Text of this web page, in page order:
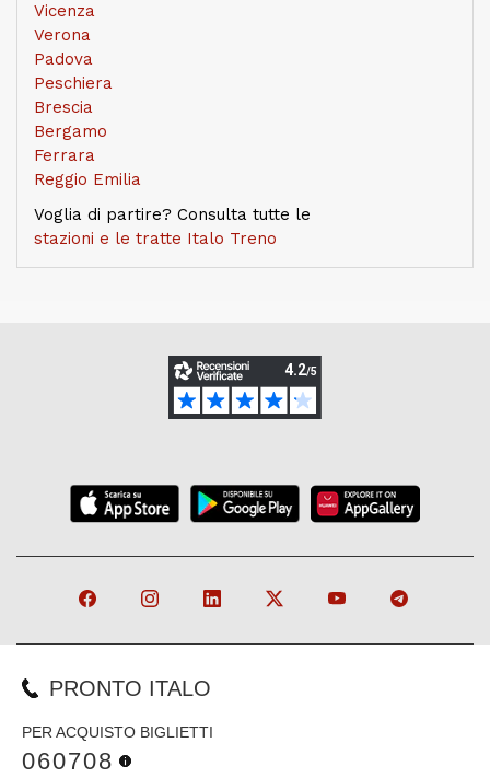
Vicenza
Verona
Padova
Peschiera
Brescia
Bergamo
Ferrara
Reggio Emilia
Voglia di partire? Consulta tutte le
stazioni e le tratte Italo Treno
PRONTO ITALO
PER ACQUISTO BIGLIETTI
060708